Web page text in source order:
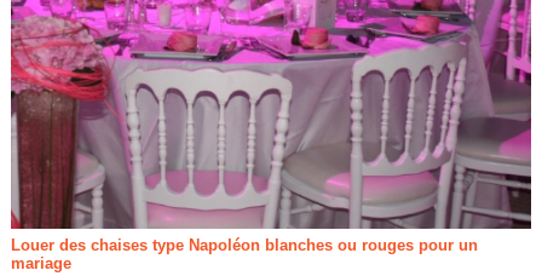
Louer des chaises type Napoléon blanches ou rouges pour un
mariage